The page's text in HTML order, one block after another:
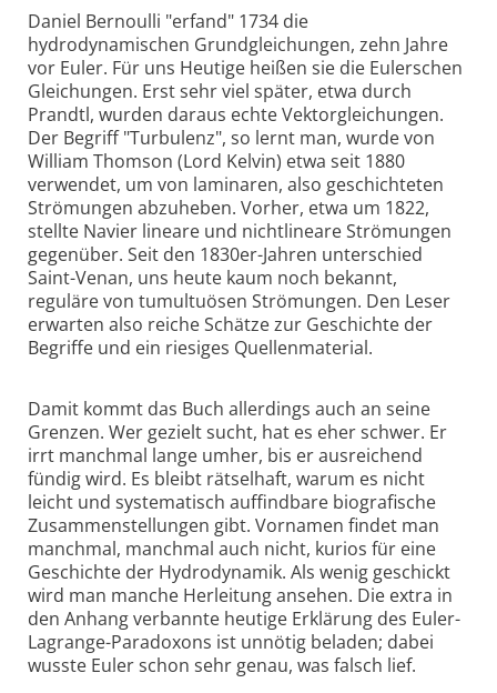
Daniel Bernoulli "erfand" 1734 die
hydrodynamischen Grundgleichungen, zehn Jahre
vor Euler. Für uns Heutige heißen sie die Eulerschen
Gleichungen. Erst sehr viel später, etwa durch
Prandtl, wurden daraus echte Vektorgleichungen.
Der Begriff "Turbulenz", so lernt man, wurde von
William Thomson (Lord Kelvin) etwa seit 1880
verwendet, um von laminaren, also geschichteten
Strömungen abzuheben. Vorher, etwa um 1822,
stellte Navier lineare und nichtlineare Strömungen
gegenüber. Seit den 1830er-Jahren unterschied
Saint-Venan, uns heute kaum noch bekannt,
reguläre von tumultuösen Strömungen. Den Leser
erwarten also reiche Schätze zur Geschichte der
Begriffe und ein riesiges Quellenmaterial.
Damit kommt das Buch allerdings auch an seine
Grenzen. Wer gezielt sucht, hat es eher schwer. Er
irrt manchmal lange umher, bis er ausreichend
fündig wird. Es bleibt rätselhaft, warum es nicht
leicht und systematisch auffindbare biografische
Zusammenstellungen gibt. Vornamen findet man
manchmal, manchmal auch nicht, kurios für eine
Geschichte der Hydrodynamik. Als wenig geschickt
wird man manche Herleitung ansehen. Die extra in
den Anhang verbannte heutige Erklärung des Euler-
Lagrange-Paradoxons ist unnötig beladen; dabei
wusste Euler schon sehr genau, was falsch lief.